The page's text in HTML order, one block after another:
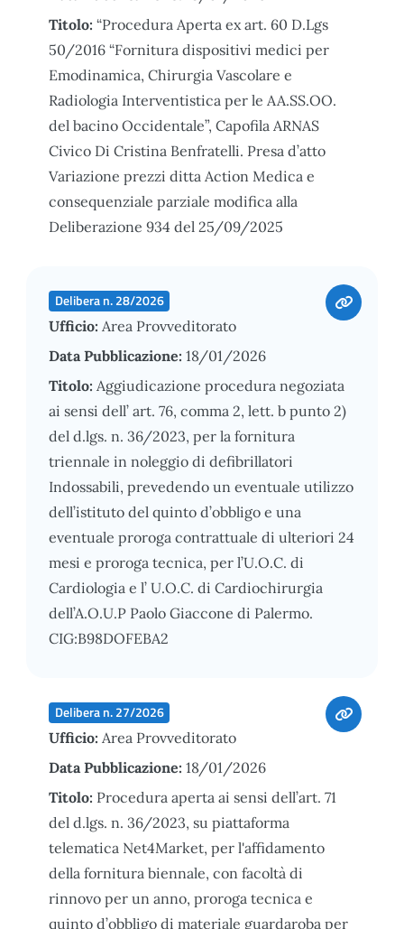
Titolo: “Procedura Aperta ex art. 60 D.Lgs
50/2016 “Fornitura dispositivi medici per
Emodinamica, Chirurgia Vascolare e
Radiologia Interventistica per le AA.SS.OO.
del bacino Occidentale”, Capofila ARNAS
Civico Di Cristina Benfratelli. Presa d’atto
Variazione prezzi ditta Action Medica e
consequenziale parziale modifica alla
Deliberazione 934 del 25/09/2025
Delibera n. 28/2026
Ufficio: Area Provveditorato
Data Pubblicazione: 18/01/2026
Titolo: Aggiudicazione procedura negoziata
ai sensi dell’ art. 76, comma 2, lett. b punto 2)
del d.lgs. n. 36/2023, per la fornitura
triennale in noleggio di defibrillatori
Indossabili, prevedendo un eventuale utilizzo
dell’istituto del quinto d’obbligo e una
eventuale proroga contrattuale di ulteriori 24
mesi e proroga tecnica, per l’U.O.C. di
Cardiologia e l’ U.O.C. di Cardiochirurgia
dell’A.O.U.P Paolo Giaccone di Palermo.
CIG:B98DOFEBA2
Delibera n. 27/2026
Ufficio: Area Provveditorato
Data Pubblicazione: 18/01/2026
Titolo: Procedura aperta ai sensi dell’art. 71
del d.lgs. n. 36/2023, su piattaforma
telematica Net4Market, per l'affidamento
della fornitura biennale, con facoltà di
rinnovo per un anno, proroga tecnica e
quinto d’obbligo di materiale guardaroba per